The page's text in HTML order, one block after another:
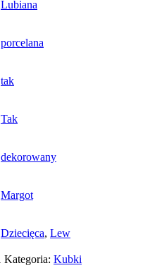
Lubiana
porcelana
tak
Tak
dekorowany
Margot
Dziecięca, Lew
Kategoria: Kubki